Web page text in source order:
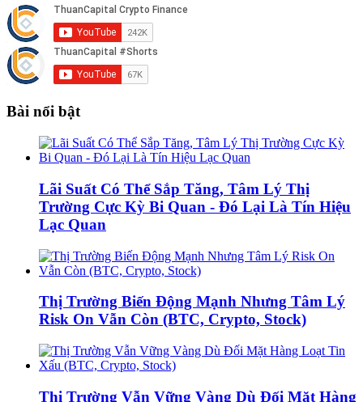
Bài nổi bật
Lãi Suất Có Thể Sắp Tăng, Tâm Lý Thị
Trường Cực Kỳ Bi Quan - Đó Lại Là Tín Hiệu
Lạc Quan
Thị Trường Biến Động Mạnh Nhưng Tâm Lý
Risk On Vẫn Còn (BTC, Crypto, Stock)
Thị Trường Vẫn Vững Vàng Dù Đối Mặt Hàng